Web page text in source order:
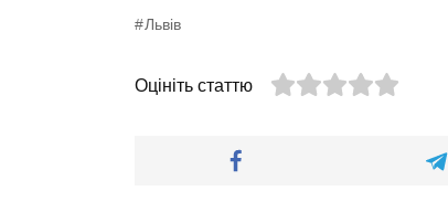
Львів
Оцініть статтю